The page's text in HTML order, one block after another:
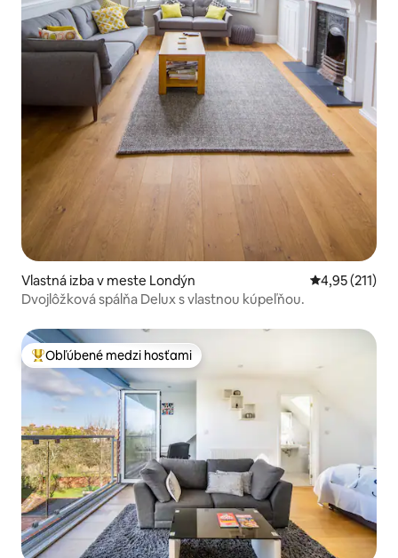
Vlastná izba v meste Londýn Priemerné
4,95 (211)
Dvojlôžková spálňa Delux s vlastnou kúpeľňou.
Najobľúbenejšie medzi hosťami
Obľúbené medzi hosťami